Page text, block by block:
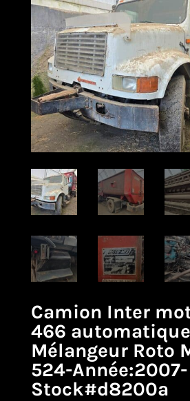
Camion Inter
466
Mélangeur Roto
524-Année:2007-
Stock#d8200a